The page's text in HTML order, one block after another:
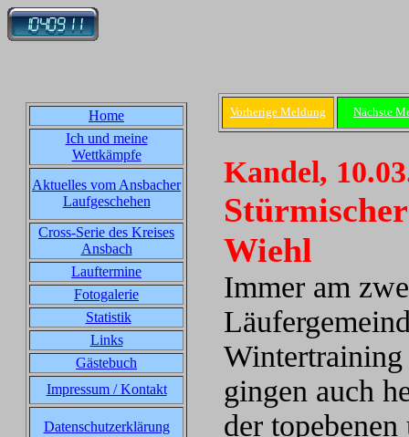
Home
Ich und meine
Wettkämpfe
Aktuelles vom Ansbacher
Laufgeschehen
Cross-Serie des Kreises
Ansbach
Lauftermine
Fotogalerie
Statistik
Links
Gästebuch
Impressum / Kontakt
Datenschutzerklärung
Vorherige Meldung Nächste
Kandel,
Wiehl
Immer am
gingen auch
der